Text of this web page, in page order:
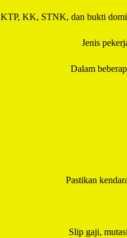
KTP, KK, STNK, dan bukti
Jenis
Dalam
Pastikan
Slip gaji,